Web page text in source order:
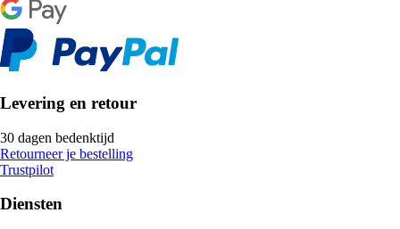
Levering en retour
30 dagen bedenktijd
Retourneer je bestelling
Trustpilot
Diensten